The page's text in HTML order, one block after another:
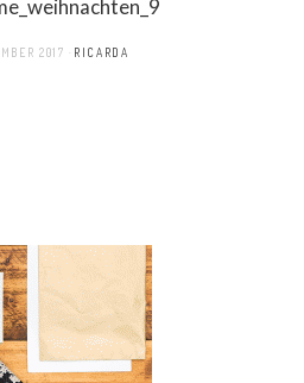
2017 RICARDA